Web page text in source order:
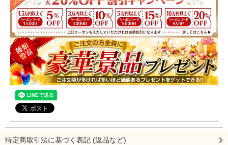
特定商取引法に基づく表記 (返品など)